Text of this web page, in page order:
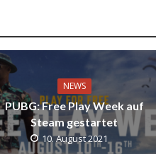
NEWS
PUBG: Free Play Week auf
Steam gestartet
10. August 2021